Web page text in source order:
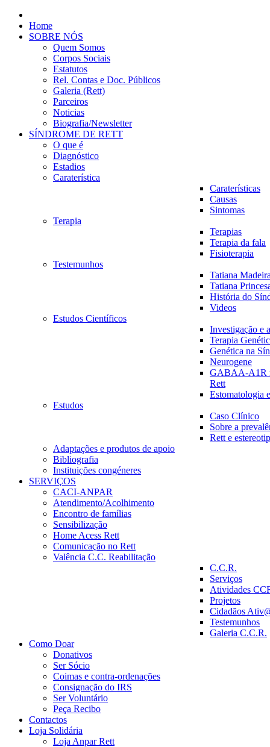
Home
SOBRE NÓS
Quem Somos
Corpos Sociais
Estatutos
Rel. Contas e Doc. Públicos
Galeria (Rett)
Parceiros
Noticias
Biografia/Newsletter
SÍNDROME DE RETT
O que é
Diagnóstico
Estadios
Caraterística
Caraterísticas
Causas
Sintomas
Terapia
Terapias
Terapia da fala
Fisioterapia
Testemunhos
Tatiana
Tatiana
História do
Videos
Estudos Científicos
Investigação e
Terapia
Genética na
Neurogene
GABAA-A1R
Rett
Estomatologia
Estudos
Caso Clínico
Sobre a
Rett e
Adaptações e produtos de apoio
Bibliografia
Instituições congéneres
SERVIÇOS
CACI-ANPAR
Atendimento/Acolhimento
Encontro de famílias
Sensibilização
Home Acess Rett
Comunicação no Rett
Valência C.C. Reabilitação
C.C.R.
Serviços
Atividades
Projetos
Cidadãos
Testemunhos
Galeria C.C.R.
Como Doar
Donativos
Ser Sócio
Coimas e contra-ordenações
Consignação do IRS
Ser Voluntário
Peça Recibo
Contactos
Loja Solidária
Loja Anpar Rett